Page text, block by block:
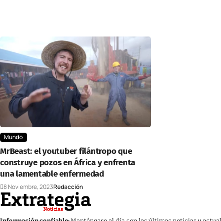
Mundo
MrBeast: el youtuber filántropo que
construye pozos en África y enfrenta
una lamentable enfermedad
8 Noviembre, 2023Redacción